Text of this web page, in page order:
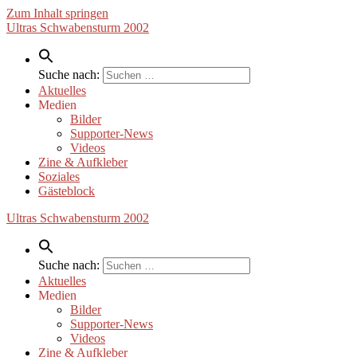
Zum Inhalt springen
Ultras Schwabensturm 2002
Suche nach:
Aktuelles
Medien
Bilder
Supporter-News
Videos
Zine & Aufkleber
Soziales
Gästeblock
Ultras Schwabensturm 2002
Suche nach:
Aktuelles
Medien
Bilder
Supporter-News
Videos
Zine & Aufkleber